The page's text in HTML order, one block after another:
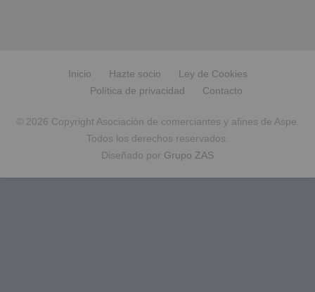
Inicio Hazte socio
Ley de Cookies
Política de privacidad
Contacto
© 2026 Copyright Asociación de comerciantes y afines de Aspe.
Todos los derechos reservados.
Diseñado por Grupo ZAS